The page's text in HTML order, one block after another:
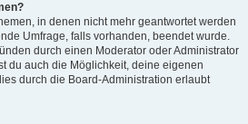
in denen nicht mehr geantwortet werden
Umfrage, falls vorhanden, beendet wurde.
durch einen Moderator oder Administrator
du auch die Möglichkeit, deine eigenen
durch die Board-Administration erlaubt